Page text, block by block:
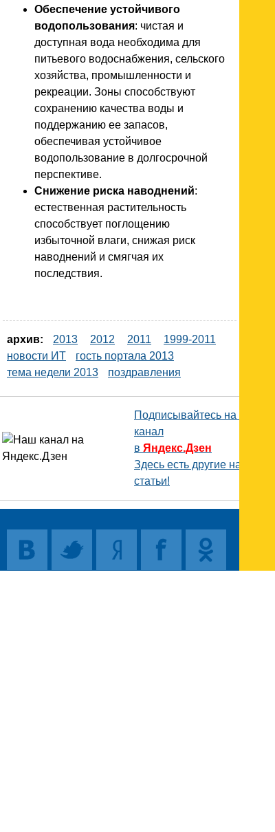
Обеспечение устойчивого
водопользования: чистая и
доступная вода необходима для
питьевого водоснабжения, сельского
хозяйства, промышленности и
рекреации. Зоны способствуют
сохранению качества воды и
поддержанию ее запасов,
обеспечивая устойчивое
водопользование в долгосрочной
перспективе.
Снижение риска наводнений:
естественная растительность
способствует поглощению
избыточной влаги, снижая риск
наводнений и смягчая их
последствия.
архив: 2013 2012 2011
1999-2011
новости ИТ
гость портала 2013
тема недели 2013
поздравления
Подписывайтесь на наш
канал
в Яндекс.Дзен
Здесь есть другие наши
статьи!